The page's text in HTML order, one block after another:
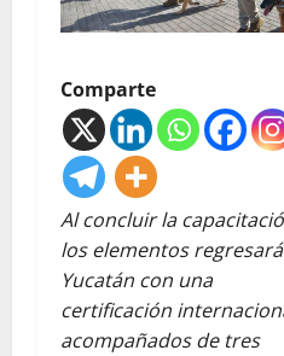
Comparte
Al concluir la
los elementos
Yucatán con una
certificación
acompañados de tres